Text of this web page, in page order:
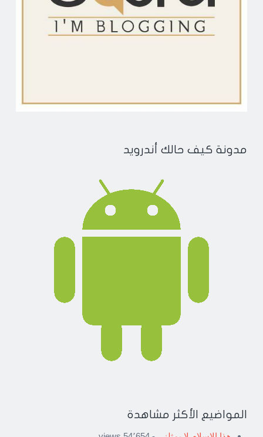
مدونة كيف حالك أندرويد
المواضيع الأكثر مشاهدة